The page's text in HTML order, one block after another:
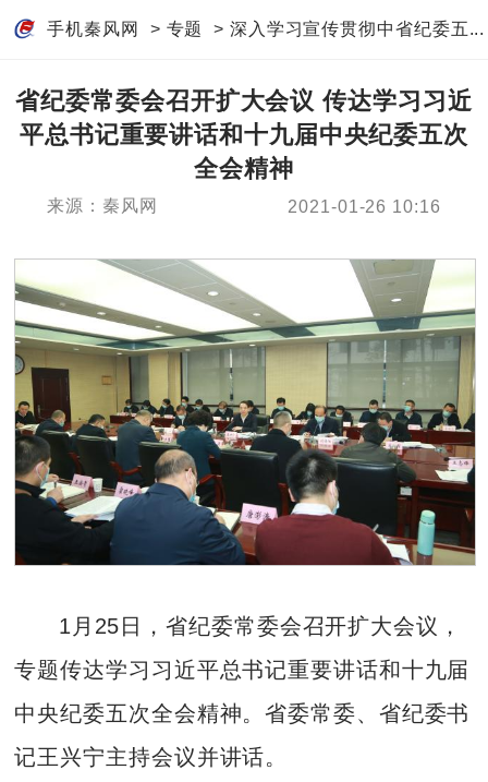
手机秦风网 > 专题 > 深入学习宣传贯彻中省纪委五...
省纪委常委会召开扩大会议 传达学习习近
平总书记重要讲话和十九届中央纪委五次
全会精神
来源：秦风网 2021-01-26 10:16
1月25日，省纪委常委会召开扩大会议，
专题传达学习习近平总书记重要讲话和十九届
中央纪委五次全会精神。省委常委、省纪委书
记王兴宁主持会议并讲话。